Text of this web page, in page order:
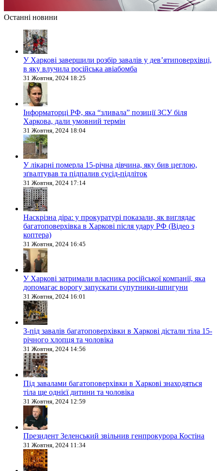
Останні новини
У Харкові завершили розбір завалів у дев’ятиповерхівці,
в яку влучила російська авіабомба
31 Жовтня, 2024 18:25
Інформаторці РФ, яка “зливала” позиції ЗСУ біля
Харкова, дали умовний термін
31 Жовтня, 2024 18:04
У лікарні померла 15-річна дівчина, яку бив цеглою,
зґвалтував та підпалив сусід-підліток
31 Жовтня, 2024 17:14
Наскрізна діра: у прокуратурі показали, як виглядає
багатоповерхівка в Харкові після удару РФ (Відео з
коптера)
31 Жовтня, 2024 16:45
У Харкові затримали власника російської компанії, яка
допомагає ворогу запускати супутники-шпигуни
31 Жовтня, 2024 16:01
З-під завалів багатоповерхівки в Харкові дістали тіла 15-
річного хлопця та чоловіка
31 Жовтня, 2024 14:56
Під завалами багатоповерхівки в Харкові знаходяться
тіла ще однієї дитини та чоловіка
31 Жовтня, 2024 12:59
Президент Зеленський звільнив генпрокурора Костіна
31 Жовтня, 2024 11:34